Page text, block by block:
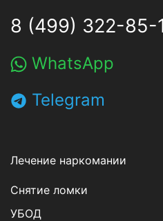
8 (499) 322-85-
WhatsApp
Telegram
Лечение наркомании
Снятие ломки
УБОД